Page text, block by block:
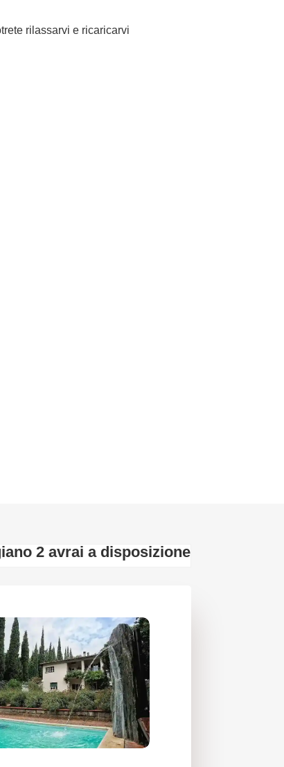
rilassarvi e ricaricarvi
2 avrai a disposizione: